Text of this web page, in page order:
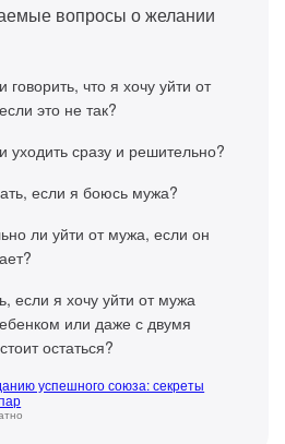
вопросы о желании
говорить, что я хочу уйти от
это не так?
уходить сразу и решительно?
если я боюсь мужа?
ли уйти от мужа, если он
если я хочу уйти от мужа
или даже с двумя
остаться?
успешного союза: секреты